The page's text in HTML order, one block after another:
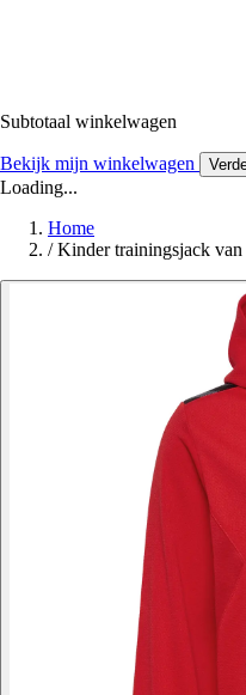
Subtotaal winkelwagen
Bekijk mijn winkelwagen
Loading...
Home
/ Kinder trainingsjack